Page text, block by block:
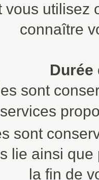
vous utilisez
connaître
Durée
sont
sont
lie ainsi
la fin de